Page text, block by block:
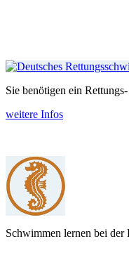
Sie benötigen ein
weitere Infos
Schwimmen lernen bei